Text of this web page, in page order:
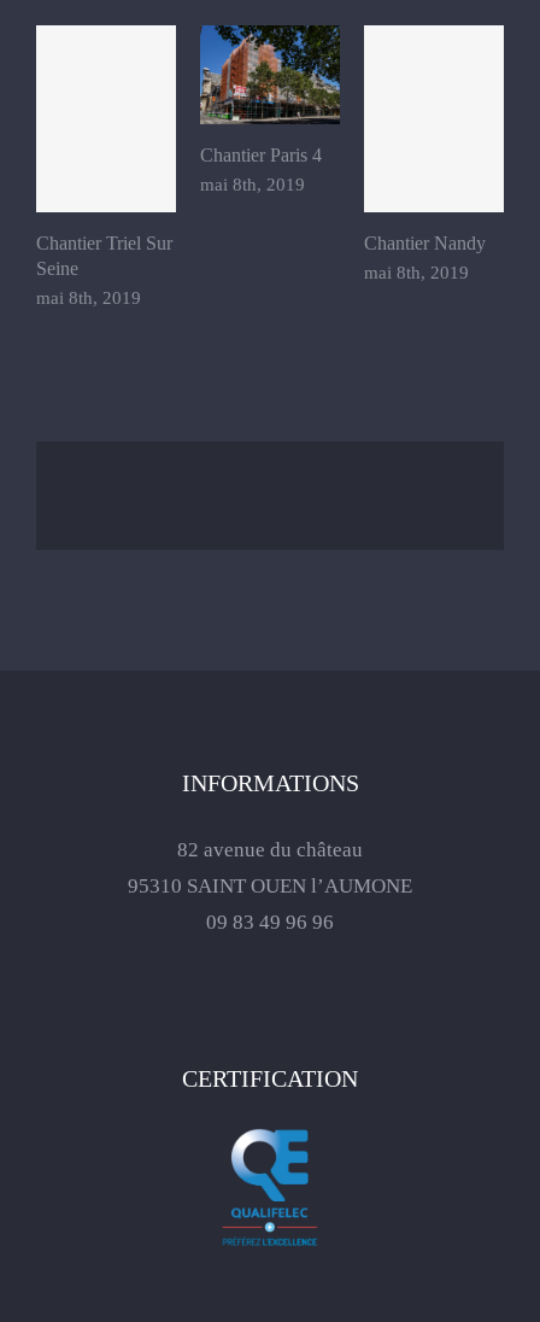
Chantier Triel Sur
Seine
mai 8th, 2019
Chantier Paris 4
mai 8th, 2019
Chantier Nandy
mai 8th, 2019
INFORMATIONS
82 avenue du château
95310 SAINT OUEN l’AUMONE
09 83 49 96 96
CERTIFICATION